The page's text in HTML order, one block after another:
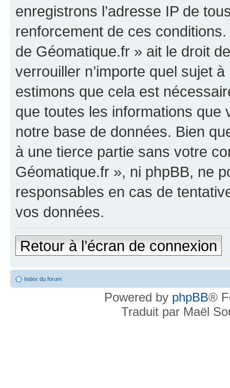
enregistrons l’adresse IP de
renforcement de ces
de Géomatique.fr » ait le droit
verrouiller n’importe quel sujet
estimons que cela est
que toutes les informations
notre base de données. Bien
à une tierce partie sans votre
Géomatique.fr », ni phpBB, ne
responsables en cas de
vos données.
Retour à l’écran de connexion
Index du forum
Powered by phpBB®
Traduit par Maël